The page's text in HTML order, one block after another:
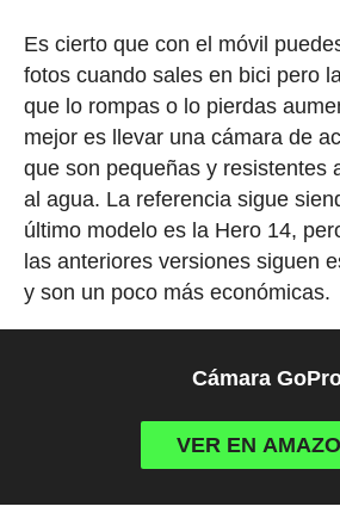
Es cierto que con el móvil
fotos cuando sales en bici pero
que lo rompas o lo pierdas
mejor es llevar una cámara de
que son pequeñas y resistentes
al agua. La referencia sigue
último modelo es la Hero 14,
las anteriores versiones siguen
y son un poco más económicas.
Cámara
VER EN